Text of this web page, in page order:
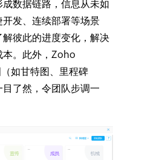
数据链路，信息从未如
发、连续部署等场景
彼此的进度变化，解决
本。此外，Zoho
如甘特图、里程碑
了然，令团队步调一